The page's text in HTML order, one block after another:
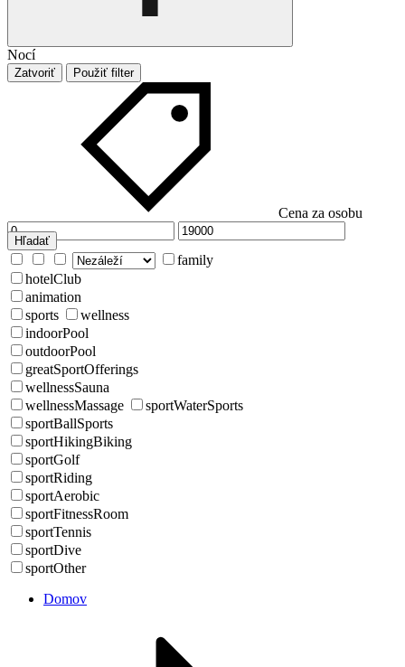
Nocí
Zatvoriť Použiť filter
Cena za osobu
Hľadať
family
hotelClub
animation
sports
wellness
indoorPool
outdoorPool
greatSportOfferings
wellnessSauna
wellnessMassage
sportWaterSports
sportBallSports
sportHikingBiking
sportGolf
sportRiding
sportAerobic
sportFitnessRoom
sportTennis
sportDive
sportOther
Domov